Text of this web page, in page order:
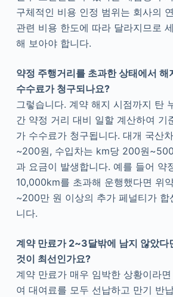
구체적인 비용 인정 범위는 회사의
관련 비용 한도에 따라 달라지므로
해 보아야 합니다.
약정 주행거리를 초과한 상태에서 해
수수료가 청구되나요?
그렇습니다. 계약 해지 시점까지 탄
간 약정 거리 대비 일할 계산하여 기
가 수수료가 청구됩니다. 대개 국산
~200원, 수입차는 km당 200원
과 요금이 발생합니다. 예를 들어 약
10,000km를 초과해 운행했다면 위
~200만 원 이상의 추가 페널티가 합
니다.
계약 만료가 2~3달밖에 남지 않았다
것이 최선인가요?
계약 만료가 매우 임박한 상황이라
여 대여료를 모두 선납하고 만기 반